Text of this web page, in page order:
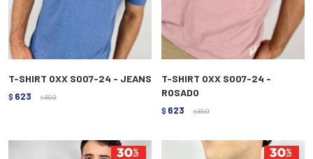
T-SHIRT OXX S007-24 - JEANS
$ 623 $ 890
T-SHIRT OXX S007-24 -
ROSADO
$ 623 $ 890